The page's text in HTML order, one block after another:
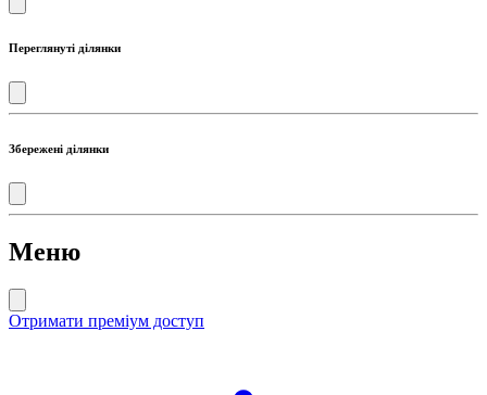
Переглянуті ділянки
Збережені ділянки
Меню
Отримати преміум доступ